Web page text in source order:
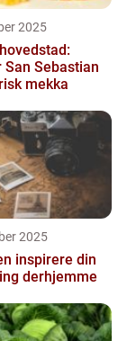
2025
San Sebastian
mekka
2025
inspirere din
derhjemme